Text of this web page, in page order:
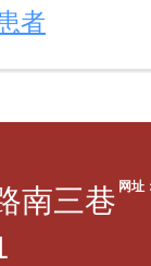
者
网址
南三巷